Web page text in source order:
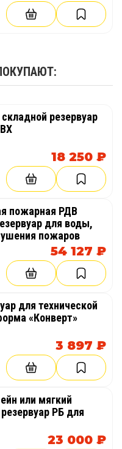
резервуар
18 250 ₽
пожарная РДВ
для воды,
пожаров
54 127 ₽
для технической
«Конверт»
3 897 ₽
или мягкий
РБ для
23 000 ₽